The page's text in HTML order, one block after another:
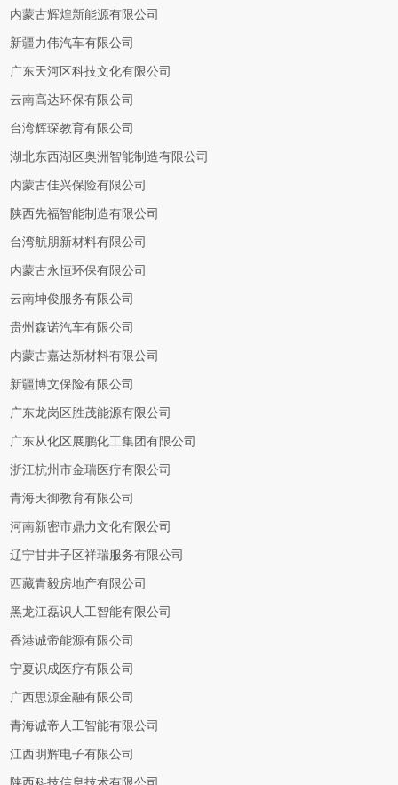
内蒙古辉煌新能源有限公司
新疆力伟汽车有限公司
广东天河区科技文化有限公司
云南高达环保有限公司
台湾辉琛教育有限公司
湖北东西湖区奥洲智能制造有限公司
内蒙古佳兴保险有限公司
陕西先福智能制造有限公司
台湾航朋新材料有限公司
内蒙古永恒环保有限公司
云南坤俊服务有限公司
贵州森诺汽车有限公司
内蒙古嘉达新材料有限公司
新疆博文保险有限公司
广东龙岗区胜茂能源有限公司
广东从化区展鹏化工集团有限公司
浙江杭州市金瑞医疗有限公司
青海天御教育有限公司
河南新密市鼎力文化有限公司
辽宁甘井子区祥瑞服务有限公司
西藏青毅房地产有限公司
黑龙江磊识人工智能有限公司
香港诚帝能源有限公司
宁夏识成医疗有限公司
广西思源金融有限公司
青海诚帝人工智能有限公司
江西明辉电子有限公司